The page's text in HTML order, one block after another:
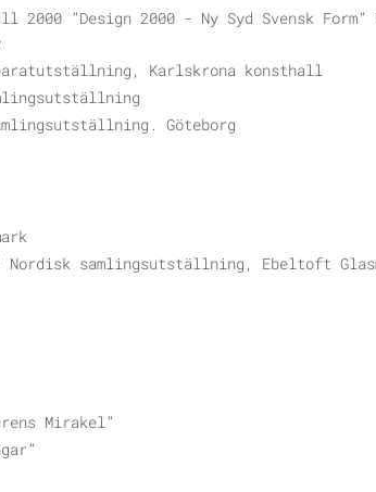
2000 ”Design 2000 - Ny Syd Svensk Form”
Karlskrona konsthall
Göteborg
samlingsutställning, Ebeltoft
Mirakel”